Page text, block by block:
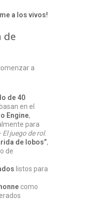
a los vivos!
de
a
de 40
en el
Engine,
para
El juego de rol.
de lobos”,
de
listos para
como